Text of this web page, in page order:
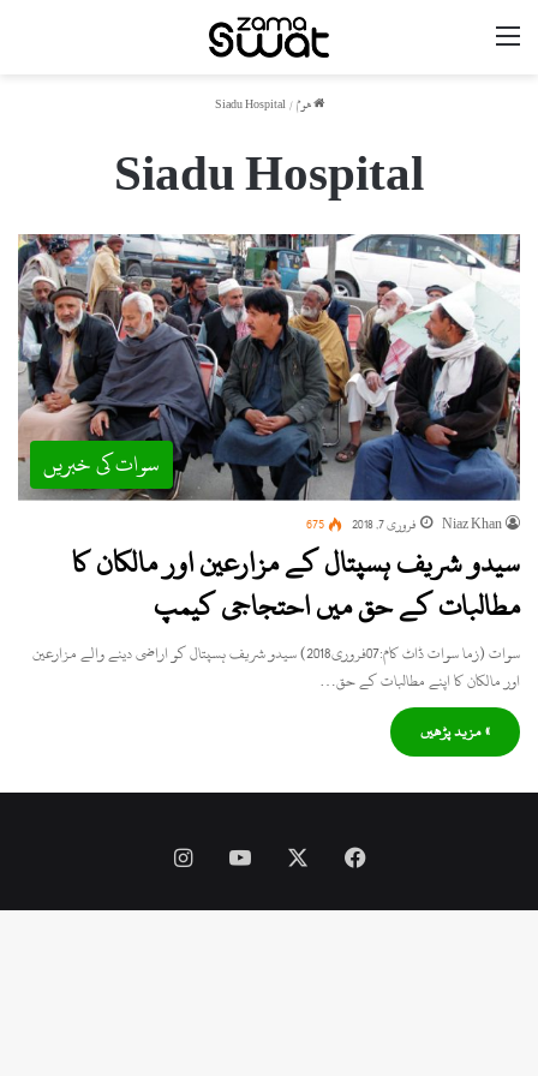
ھوم /
Siadu Hospital
Siadu Hospital
سوات کی خبریں
Niaz Khan فروری 7, 2018 675
سیدو شریف ہسپتال کے مزارعین اور مالکان کا
مطالبات کے حق میں احتجاجی کیمپ
سوات (زما سوات ڈاٹ کام:07فروری2018) سیدو شریف ہسپتال کو اراضی دینے والے مزارعین
اور مالکان کا اپنے مطالبات کے حق…
» مزید پڑھیں
Facebook
YouTube